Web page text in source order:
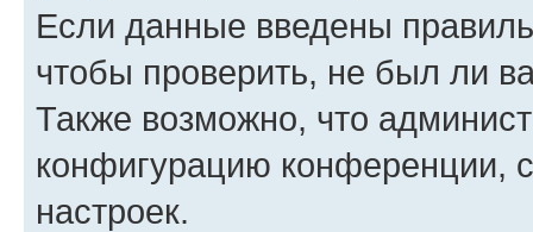
Если данные введены
чтобы проверить, не был ли
Также возможно, что
конфигурацию конференции,
настроек.